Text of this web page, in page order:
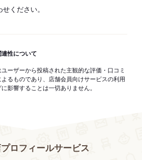
ください。
性について
ーザーから投稿された主観的な評価・口コミ
るものであり、店舗会員向けサービスの利用
影響することは一切ありません。
ロフィールサービス